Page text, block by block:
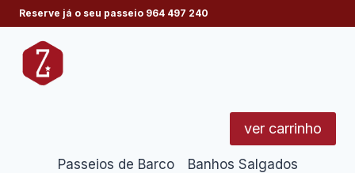
Skip
to
content
Reserve já o seu passeio 964 497 240
ver carrinho
Passeios de Barco Banhos Salgados